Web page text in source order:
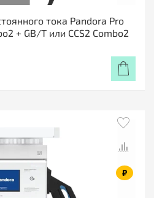
тока Pandora Pro
+ GB/T или CCS2 Combo2
₽